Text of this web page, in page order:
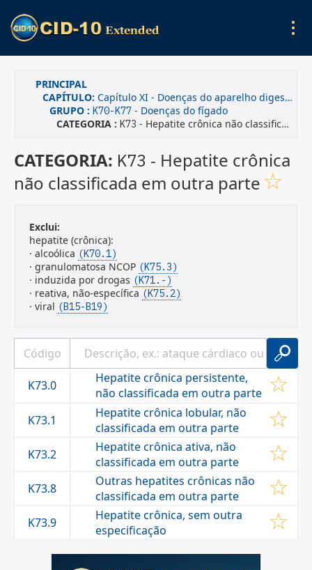
PRINCIPAL
CAPÍTULO: Capítulo XI - Doenças do aparelho digestivo
GRUPO : K70-K77 - Doenças do fígado
CATEGORIA : K73 - Hepatite crônica não classificada em outra parte
CATEGORIA: K73 - Hepatite crônica
não classificada em outra parte
Exclui:
hepatite (crônica):
· alcoólica (K70.1)
· granulomatosa NCOP (K75.3)
· induzida por drogas (K71.-)
· reativa, não-específica (K75.2)
· viral (B15-B19)
K73.0
Hepatite crônica persistente,
não classificada em outra parte
K73.1
Hepatite crônica lobular, não
classificada em outra parte
K73.2
Hepatite crônica ativa, não
classificada em outra parte
K73.8
Outras hepatites crônicas não
classificada em outra parte
K73.9
Hepatite crônica, sem outra
especificação